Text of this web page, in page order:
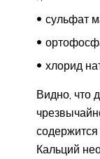
сульфат
хлорид
Видно, что
содержится
Кальций